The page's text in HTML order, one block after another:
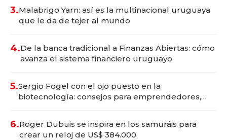
3.Malabrigo Yarn: así es la multinacional uruguaya
que le da de tejer al mundo
4.De la banca tradicional a Finanzas Abiertas: cómo
avanza el sistema financiero uruguayo
5.Sergio Fogel con el ojo puesto en la
biotecnología: consejos para emprendedores,
6.Roger Dubuis se inspira en los samuráis para
crear un reloj de US$ 384.000